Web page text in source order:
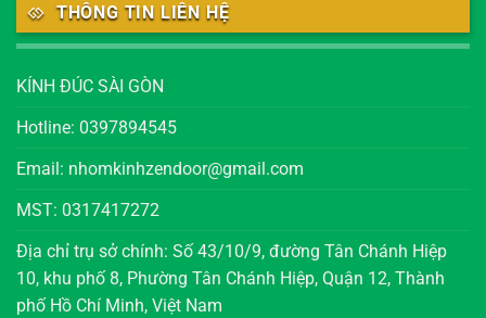
THÔNG TIN LIÊN HỆ
KÍNH ĐÚC SÀI GÒN
Hotline: 0397894545
Email: nhomkinhzendoor@gmail.com
MST: 0317417272
Địa chỉ trụ sở chính: Số 43/10/9, đường Tân Chánh Hiệp
10, khu phố 8, Phường Tân Chánh Hiệp, Quận 12, Thành
phố Hồ Chí Minh, Việt Nam